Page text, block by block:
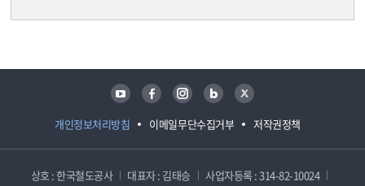
개인정보처리방침 이메일무단수집거부 저작권정책
유튜브 페이스북 인스타그램 블로그 트위터
상호 : 한국철도공사 대표자 : 김태승
사업자등록 : 314-82-10024